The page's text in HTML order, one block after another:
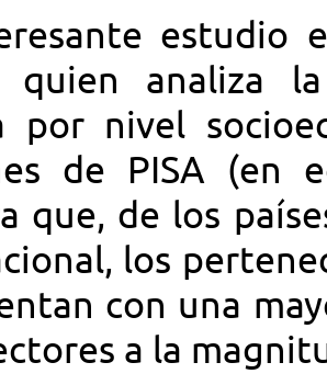
quien analiza la
por nivel
de PISA (en
que, de los
los
con una
a la